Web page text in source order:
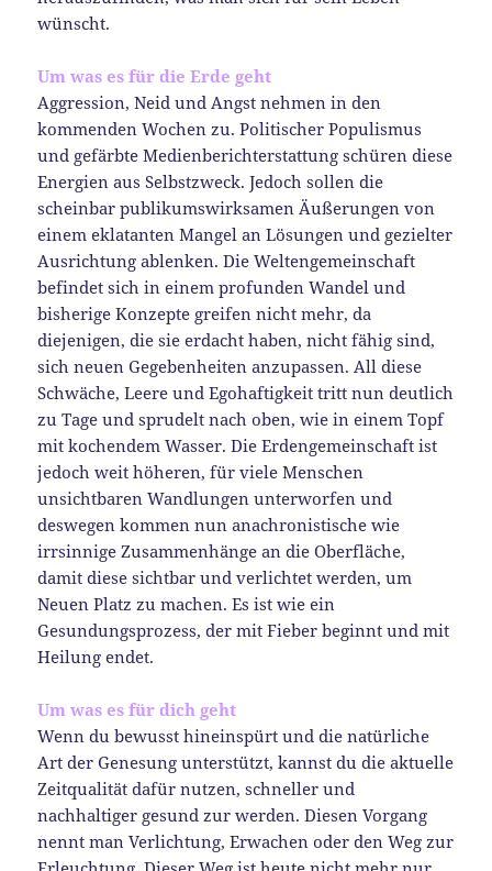
wünscht.
Um was es für die Erde geht
Aggression, Neid und Angst nehmen in den
kommenden Wochen zu. Politischer Populismus
und gefärbte Medienberichterstattung schüren diese
Energien aus Selbstzweck. Jedoch sollen die
scheinbar publikumswirksamen Äußerungen von
einem eklatanten Mangel an Lösungen und gezielter
Ausrichtung ablenken. Die Weltengemeinschaft
befindet sich in einem profunden Wandel und
bisherige Konzepte greifen nicht mehr, da
diejenigen, die sie erdacht haben, nicht fähig sind,
sich neuen Gegebenheiten anzupassen. All diese
Schwäche, Leere und Egohaftigkeit tritt nun deutlich
zu Tage und sprudelt nach oben, wie in einem Topf
mit kochendem Wasser. Die Erdengemeinschaft ist
jedoch weit höheren, für viele Menschen
unsichtbaren Wandlungen unterworfen und
deswegen kommen nun anachronistische wie
irrsinnige Zusammenhänge an die Oberfläche,
damit diese sichtbar und verlichtet werden, um
Neuen Platz zu machen. Es ist wie ein
Gesundungsprozess, der mit Fieber beginnt und mit
Heilung endet.
Um was es für dich geht
Wenn du bewusst hineinspürt und die natürliche
Art der Genesung unterstützt, kannst du die aktuelle
Zeitqualität dafür nutzen, schneller und
nachhaltiger gesund zur werden. Diesen Vorgang
nennt man Verlichtung, Erwachen oder den Weg zur